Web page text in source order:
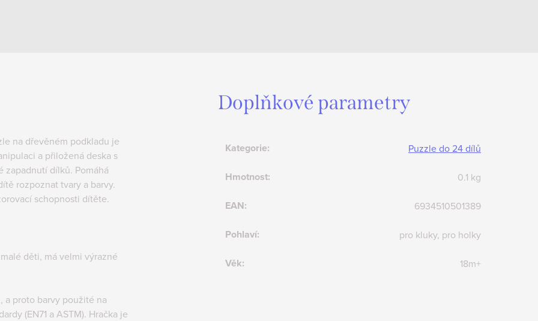
na dřevěném podkladu je
a přiložená deska s
zapadnutí dílků. Pomáhá
rozpoznat tvary a barvy.
schopnosti dítěte.
děti, má velmi výrazné
a proto barvy použité na
(EN71 a ASTM). Hračka je
Doplňkové parametry
Kategorie: Puzzle do 24 dílů
Hmotnost: 0.1 kg
EAN: 6934510501389
Pohlaví: pro kluky, pro holky
Věk: 18m+